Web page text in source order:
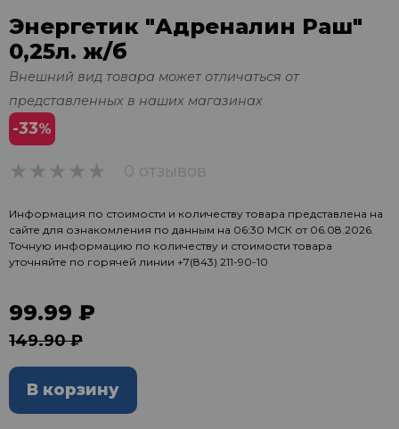
Энергетик "Адреналин Раш"
0,25л. ж/б
Внешний вид товара может отличаться от
представленных в наших магазинах
-33%
0 отзывов
Информация по стоимости и количеству товара представлена на
сайте для ознакомления по данным на 06:30 МСК от 06.08.2026.
Точную информацию по количеству и стоимости товара
уточняйте по горячей линии +7(843) 211-90-10
99.99 ₽
149.90 ₽
В корзину